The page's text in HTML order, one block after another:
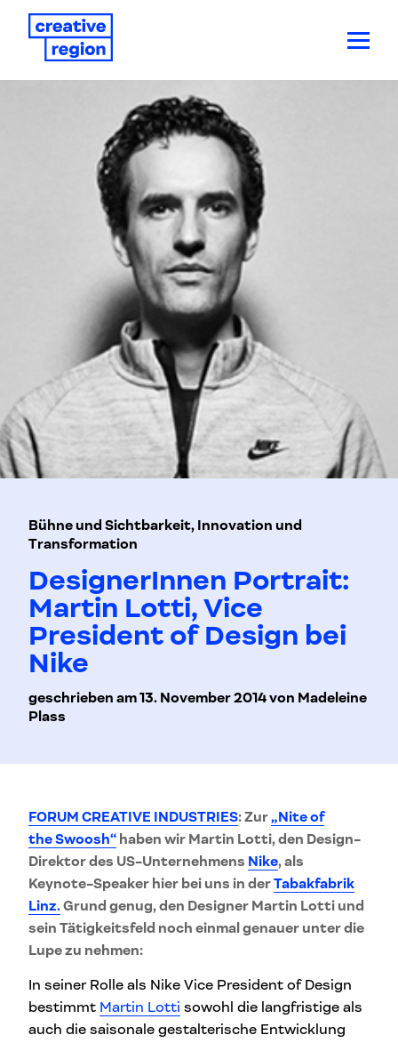
Bühne und Sichtbarkeit, Innovation und
Transformation
DesignerInnen Portrait:
Martin Lotti, Vice
President of Design bei
Nike
geschrieben am 13. November 2014 von Madeleine
Plass
FORUM CREATIVE INDUSTRIES: Zur„Nite of
the Swoosh“ haben wir Martin Lotti, den Design-
Direktor des US-Unternehmens Nike, als
Keynote-Speaker hier bei uns in derTabakfabrik
Linz.Grund genug, den Designer Martin Lotti und
sein Tätigkeitsfeld noch einmal genauer unter die
Lupe zu nehmen:
In seiner Rolle als Nike Vice President of Design
bestimmt Martin Lotti sowohl die langfristige als
auch die saisonale gestalterische Entwicklung